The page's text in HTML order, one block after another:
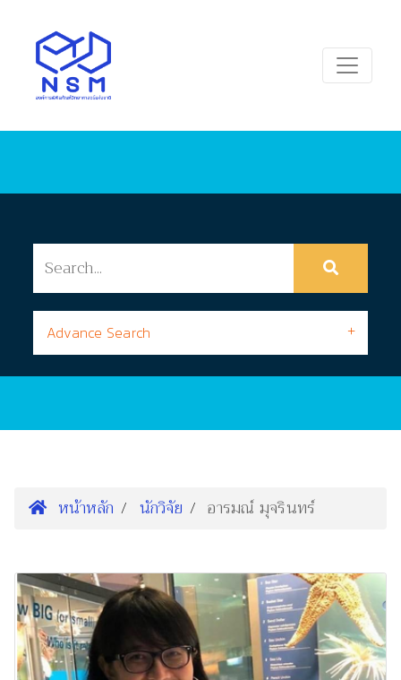
Advance Search
หน้าหลัก นักวิจัย อารมณ์ มุจรินทร์